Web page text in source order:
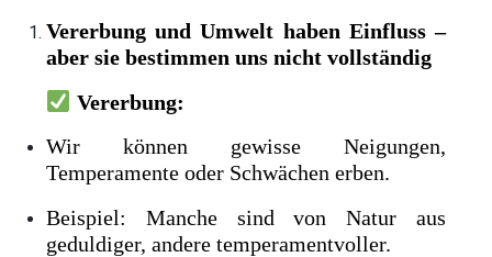
Vererbung und Umwelt haben Einfluss –
aber sie bestimmen uns nicht vollständig
Vererbung:
Wir können gewisse Neigungen,
Temperamente oder Schwächen erben.
Beispiel: Manche sind von Natur aus
geduldiger, andere temperamentvoller.